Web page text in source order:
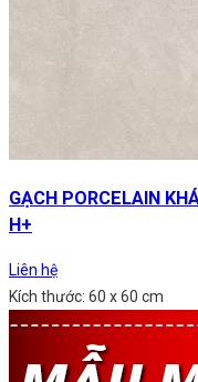
GẠCH PORCELAIN
H+
Liên hệ
Kích thước: 60 x 60 cm